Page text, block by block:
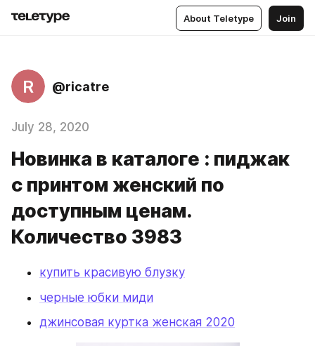
About Teletype Join
R @ricatre
July 28, 2020
Новинка в каталоге : пиджак
с принтом женский по
доступным ценам.
Количество 3983
купить красивую блузку
черные юбки миди
джинсовая куртка женская 2020